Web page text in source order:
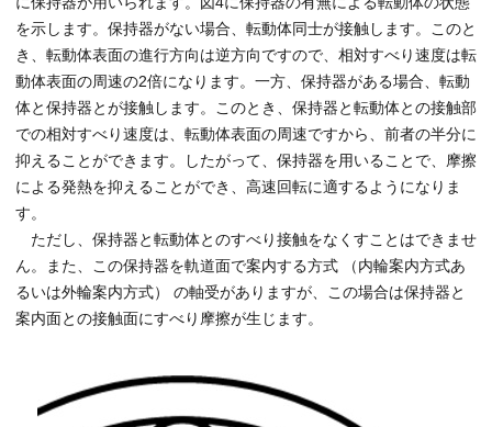
を示します。保持器がない場合、転動体同士が接触します。このと
き、転動体表面の進行方向は逆方向ですので、相対すべり速度は転
動体表面の周速の2倍になります。一方、保持器がある場合、転動
体と保持器とが接触します。このとき、保持器と転動体との接触部
での相対すべり速度は、転動体表面の周速ですから、前者の半分に
抑えることができます。したがって、保持器を用いることで、摩擦
による発熱を抑えることができ、高速回転に適するようになりま
す。
ただし、保持器と転動体とのすべり接触をなくすことはできませ
ん。また、この保持器を軌道面で案内する方式 （内輪案内方式あ
るいは外輪案内方式） の軸受がありますが、この場合は保持器と
案内面との接触面にすべり摩擦が生じます。